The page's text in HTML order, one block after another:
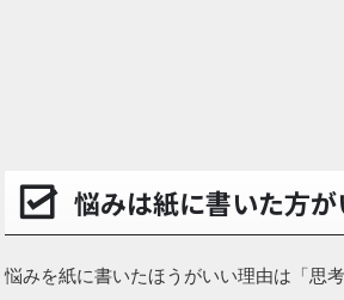
悩みは紙に書いた方が
悩みを紙に書いたほうがいい理由は「思